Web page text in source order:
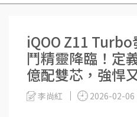
iQOO Z11
鬥精靈降臨！定
億配雙芯，強悍
李尚紅 2026-02-06